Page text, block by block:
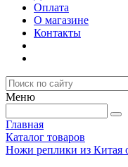
Оплата
О магазине
Контакты
Меню
Главная
Каталог товаров
Ножи реплики из Китая